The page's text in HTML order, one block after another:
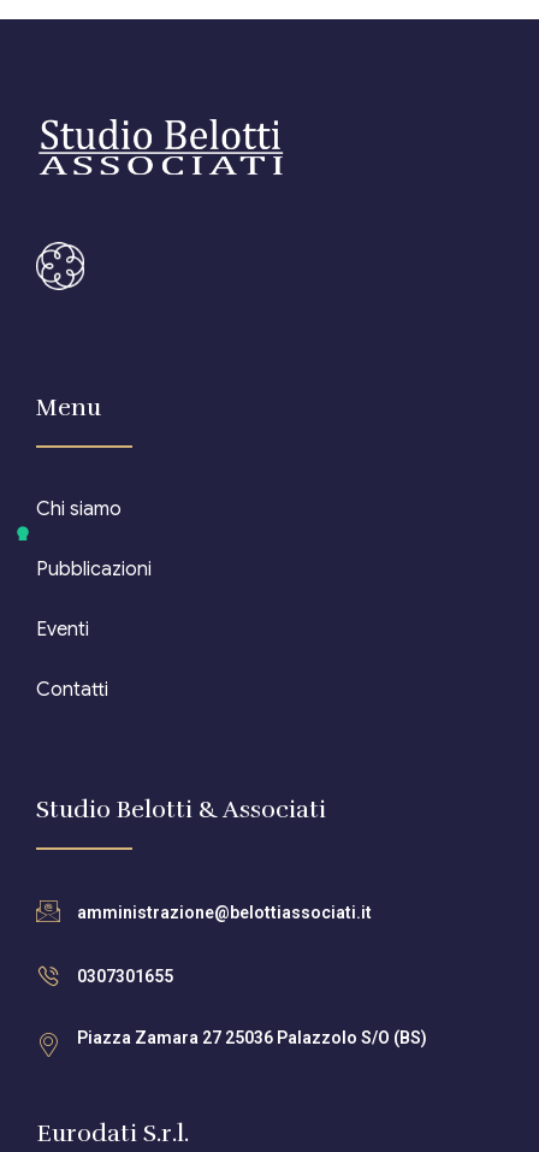
Menu
Chi siamo
Pubblicazioni
Eventi
Contatti
Studio Belotti & Associati
amministrazione@belottiassociati.it
0307301655
Piazza Zamara 27 25036 Palazzolo S/O (BS)
Eurodati S.r.l.